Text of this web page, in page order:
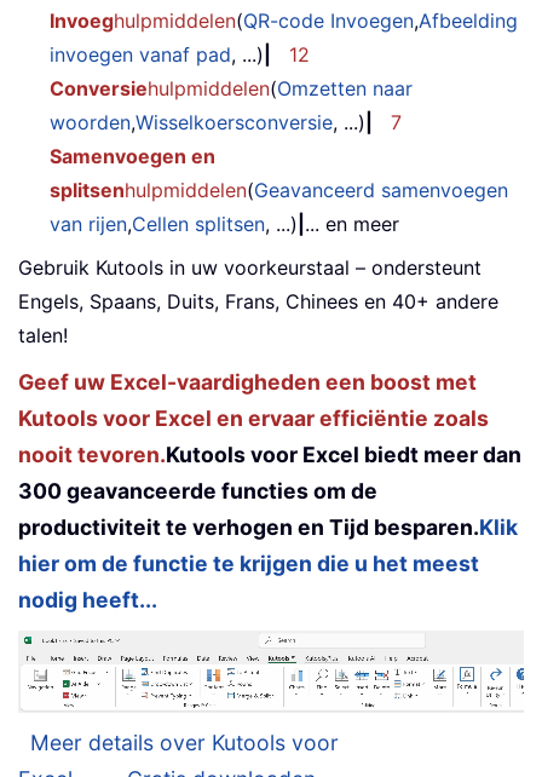
Invoeghulpmiddelen(QR-code Invoegen,Afbeelding
invoegen vanaf pad, ...)
12
Conversiehulpmiddelen(Omzetten naar
woorden,Wisselkoersconversie, ...)
7
Samenvoegen en
splitsenhulpmiddelen(Geavanceerd samenvoegen
van rijen,Cellen splitsen, ...) ... en meer
Gebruik Kutools in uw voorkeurstaal – ondersteunt
Engels, Spaans, Duits, Frans, Chinees en 40+ andere
talen!
Geef uw Excel-vaardigheden een boost met
Kutools voor Excel en ervaar efficiëntie zoals
nooit tevoren.Kutools voor Excel biedt meer dan
300 geavanceerde functies om de
productiviteit te verhogen en Tijd besparen.Klik
hier om de functie te krijgen die u het meest
nodig heeft...
Meer details over Kutools voor